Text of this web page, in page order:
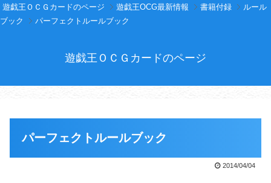
遊戯王ＯＣＧカードのページ 遊戯王OCG最新情報 書籍付録
ルール
ブック
パーフェクトルールブック
遊戯王ＯＣＧカードのページ
パーフェクトルールブック
2014/04/04